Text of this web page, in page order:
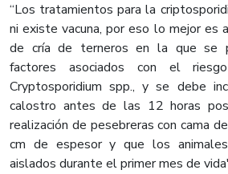
“Los tratamientos para la
ni existe vacuna, por eso lo mejor es
de cría de terneros en la que se
factores asociados con el
Cryptosporidium spp., y se debe
calostro antes de las 12 horas
realización de pesebreras con cama
cm de espesor y que los animales
aislados durante el primer mes de